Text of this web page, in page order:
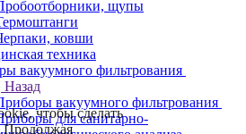
щупы
ковши
техника
вакуумного фильтрования
Назад
вакуумного фильтрования
для санитарно-
чтобы сделать
Продолжая